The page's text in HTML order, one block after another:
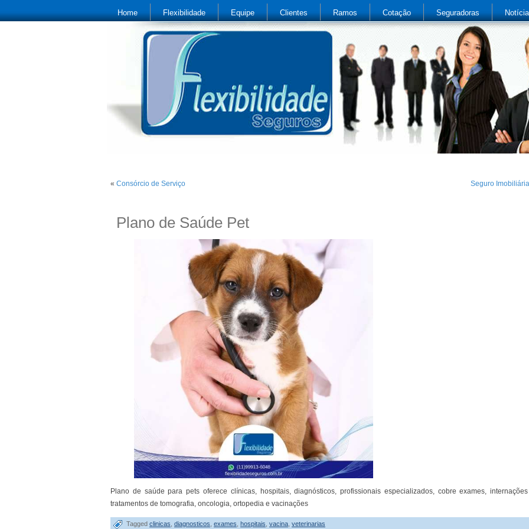
Home Flexibilidade Equipe Clientes Ramos Cotação Seguradoras
« Consórcio de Serviço Seguro Imobiliária
Plano de Saúde Pet
Plano de saúde para pets oferece clínicas, hospitais, diagnósticos, profissionais especializados, cobre exames,
tratamentos de tomografia, oncologia, ortopedia e vacinações
Tagged clinicas diagnosticos exames hospitais vacina veterinarias